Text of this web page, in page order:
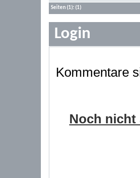
Seiten(1): (1)
Login
Kommentare
Noch nicht